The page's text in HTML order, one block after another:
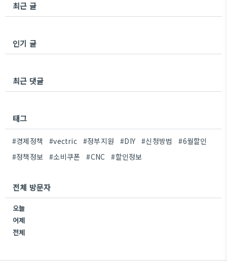
최근 글
인기 글
최근 댓글
태그
#경제정책 #vectric #정부지원 #DIY #신청방법
#6월할인
#정책정보
#소비쿠폰 #CNC #할인정보
전체 방문자
오늘
어제
전체